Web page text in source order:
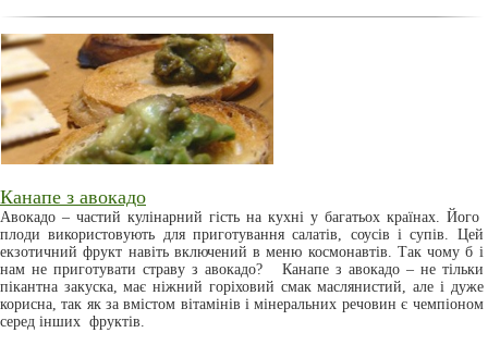
Канапе з авокадо
Авокадо – частий кулінарний гість на кухні у багатьох країнах. Його
плоди використовують для приготування салатів, соусів і супів. Цей
екзотичний фрукт навіть включений в меню космонавтів. Так чому б і
нам не приготувати страву з авокадо? Канапе з авокадо – не тільки
пікантна закуска, має ніжний горіховий смак маслянистий, але і дуже
корисна, так як за вмістом вітамінів і мінеральних речовин є чемпіоном
серед інших фруктів.